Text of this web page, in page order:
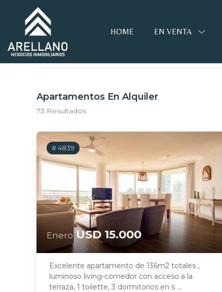
HOME EN VENTA
Propiedades
Home
Apartamentos En Alquiler
73 Resultados
# 4839
EneroUSD 15.000
Excelente apartamento de 136m2 totales ,
luminoso living-comedor con acceso a la
terraza, 1 toilette, 3 dormitorios en s ...